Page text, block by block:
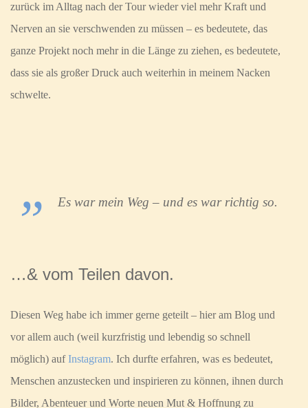
zurück im Alltag nach der Tour wieder viel mehr Kraft und
Nerven an sie verschwenden zu müssen – es bedeutete, das
ganze Projekt noch mehr in die Länge zu ziehen, es bedeutete,
dass sie als großer Druck auch weiterhin in meinem Nacken
schwelte.
Es war mein Weg – und es war richtig so.
…& vom Teilen davon.
Diesen Weg habe ich immer gerne geteilt – hier am Blog und
vor allem auch (weil kurzfristig und lebendig so schnell
möglich) aufInstagram. Ich durfte erfahren, was es bedeutet,
Menschen anzustecken und inspirieren zu können, ihnen durch
Bilder, Abenteuer und Worte neuen Mut & Hoffnung zu